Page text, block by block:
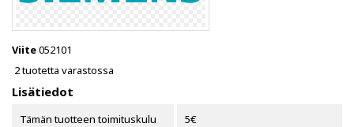
Viite052101
2 tuotetta varastossa
Lisätiedot
Tämän tuotteen toimituskulu 5€